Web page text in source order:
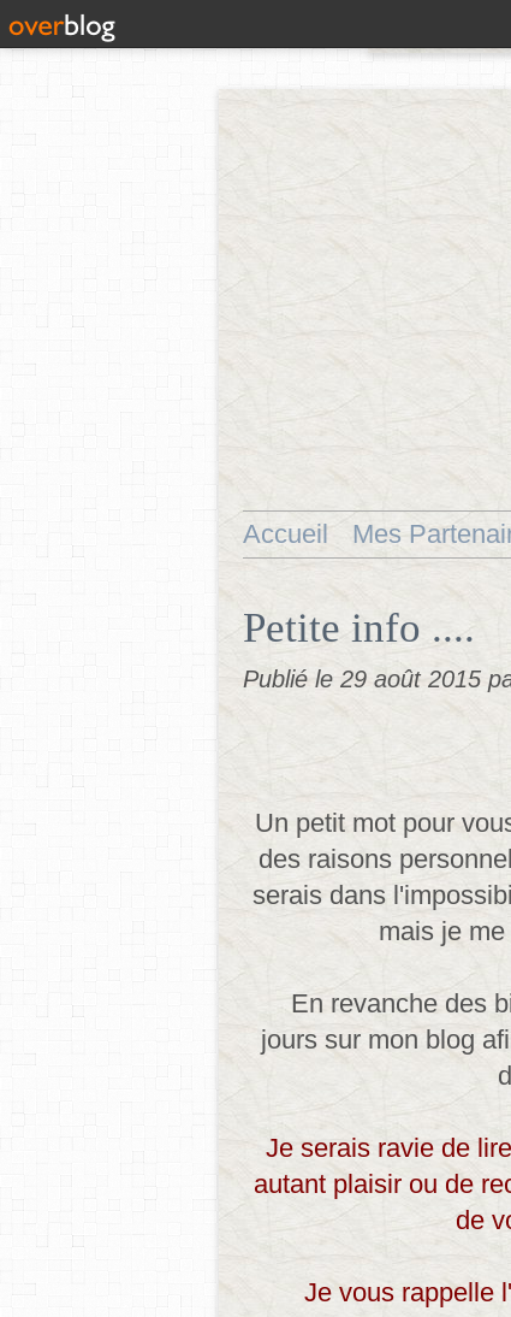
Accueil Mes
Petite info ....
Publié le 29 août 2015
Un petit mot pour
des raisons
serais dans
mais je
En revanche des
jours sur mon blog
Je serais ravie de
autant plaisir ou de
de
Je vous rappelle